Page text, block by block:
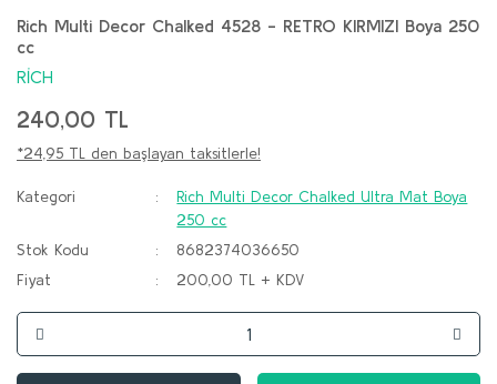
Rich Multi Decor Chalked 4528 - RETRO KIRMIZI Boya 250
cc
RİCH
240,00 TL
*24,95 TL den başlayan taksitlerle!
Kategori
Rich Multi Decor Chalked Ultra Mat Boya
250 cc
Stok Kodu
8682374036650
Fiyat
200,00 TL + KDV